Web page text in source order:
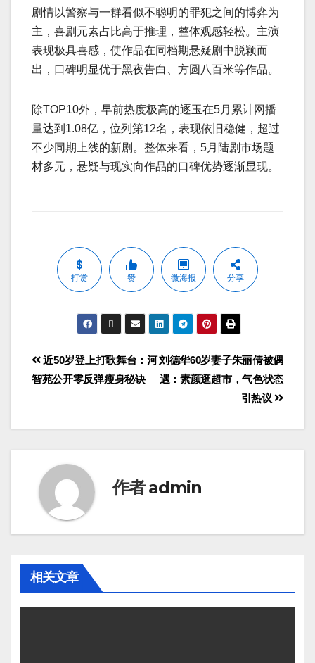
剧情以警察与一群看似不聪明的罪犯之间的博弈为
主，喜剧元素占比高于推理，整体观感轻松。主演
表现极具喜感，使作品在同档期悬疑剧中脱颖而
出，口碑明显优于黑夜告白、方圆八百米等作品。
除TOP10外，早前热度极高的逐玉在5月累计网播
量达到1.08亿，位列第12名，表现依旧稳健，超过
不少同期上线的新剧。整体来看，5月陆剧市场题
材多元，悬疑与现实向作品的口碑优势逐渐显现。
打赏 赞 微海报 分享
刘德华60岁妻子朱丽倩被偶
遇：素颜逛超市，气色状态
引热议
近50岁登上打歌舞台：河
智苑公开零反弹瘦身秘诀
作者admin
相关文章